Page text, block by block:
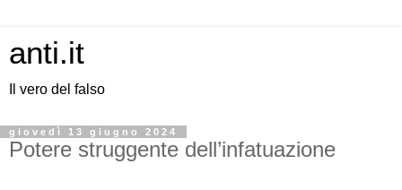
anti.it
Il vero del falso
giovedì 13 giugno 2024
Potere struggente dell’infatuazione